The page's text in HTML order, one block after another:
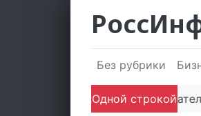
Без рубрики
Одной строкой
Как основатель